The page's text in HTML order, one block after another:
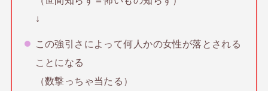
↓
この強引さによって何人かの女性が落とされる
ことになる
（数撃っちゃ当たる）